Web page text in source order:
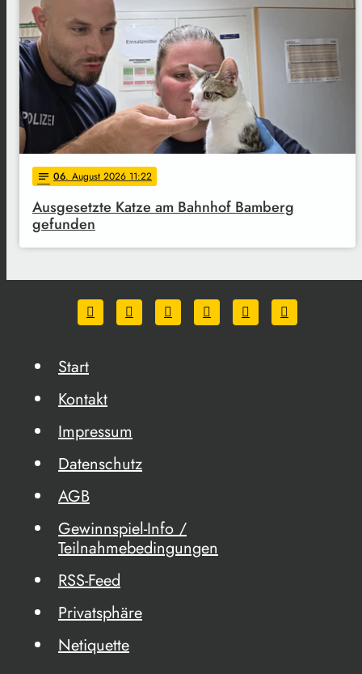
notes 06. August 2026 11:22
Ausgesetzte Katze am Bahnhof Bamberg
gefunden
Start
Kontakt
Impressum
Datenschutz
AGB
Gewinnspiel-Info /
Teilnahmebedingungen
RSS-Feed
Privatsphäre
Netiquette